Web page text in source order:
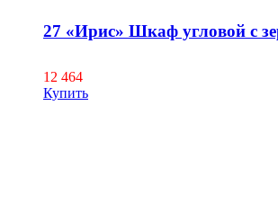
27 «Ирис» Шкаф угловой с
12 464
Купить